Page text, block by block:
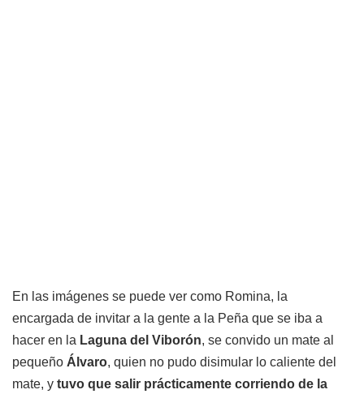
En las imágenes se puede ver como Romina, la
encargada de invitar a la gente a la Peña que se iba a
hacer en la Laguna del Viborón, se convido un mate al
pequeño Álvaro, quien no pudo disimular lo caliente del
mate, y tuvo que salir prácticamente corriendo de la